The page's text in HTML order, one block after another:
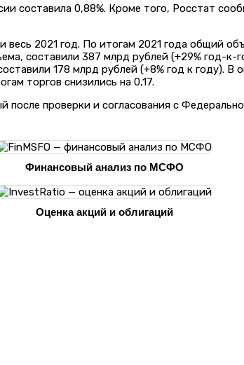
составила 0,88%. Кроме того, Росстат
2021 год. По итогам 2021 года общий
составили 387 млрд рублей (+29% год-к-
178 млрд рублей (+8% год к году). В
торгов снизились на 0,17.
проверки и согласования с
Финансовый анализ по МСФО
Оценка акций и облигаций